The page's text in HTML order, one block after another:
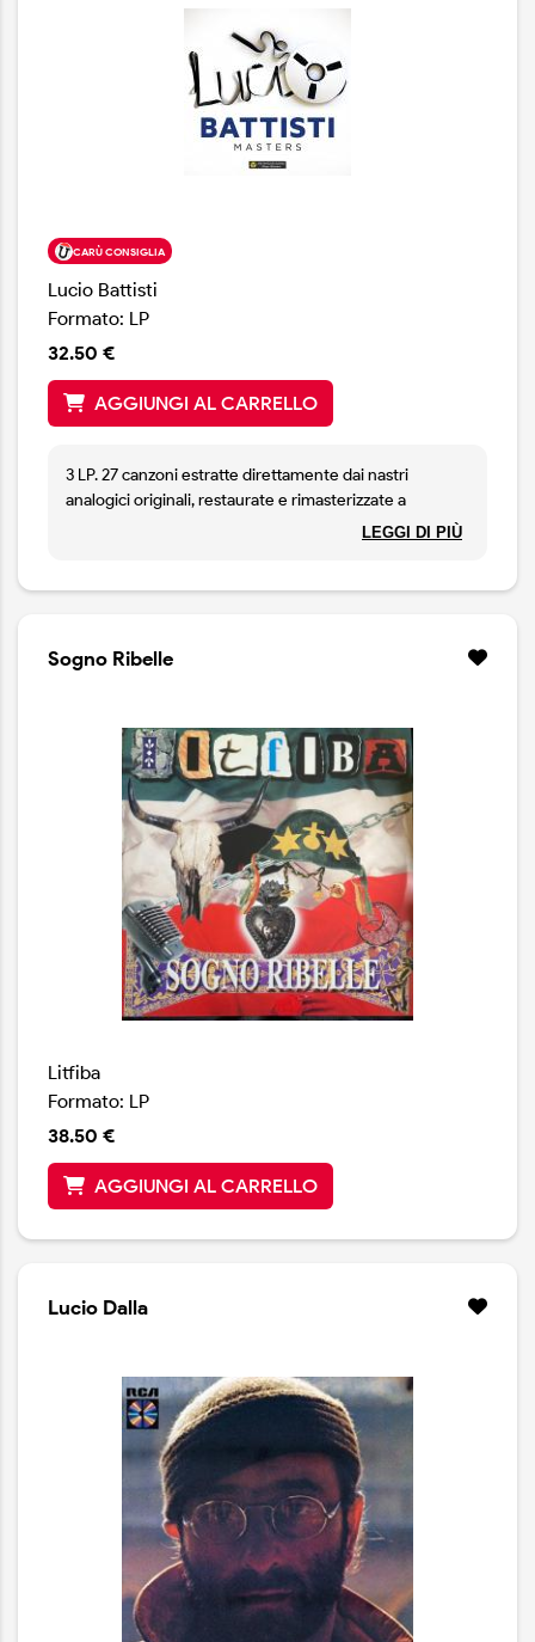
CARÙ CONSIGLIA
Lucio Battisti
Formato: LP
32.50 €
AGGIUNGI AL CARRELLO
3 LP. 27 canzoni estratte direttamente dai nastri
analogici originali, restaurate e rimasterizzate a
24bit/192KHZ, la migliore definizione attualmente
LEGGI DI PIÙ
Sogno Ribelle
Litfiba
Formato: LP
38.50 €
AGGIUNGI AL CARRELLO
Lucio Dalla